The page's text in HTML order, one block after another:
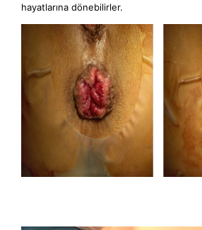
hayatlarına dönebilirler.